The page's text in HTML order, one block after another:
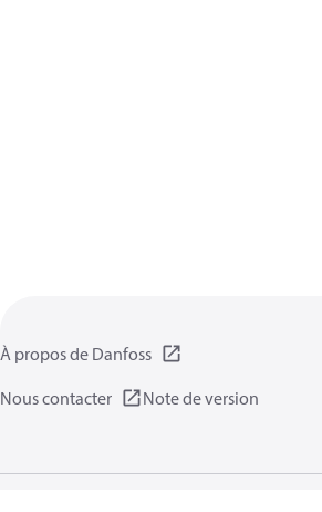
À propos de Danfoss
Nous contacter
Note de version